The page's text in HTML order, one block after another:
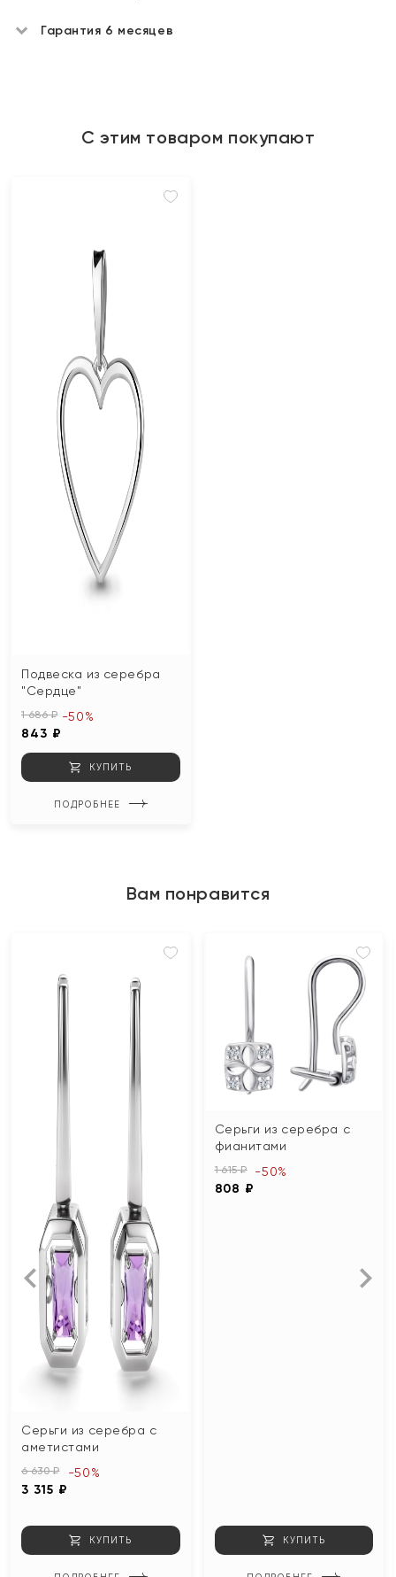
Гарантия 6 месяцев
С этим товаром покупают
Подвеска из серебра
"Сердце"
1 686 ₽
843 ₽
-50%
КУПИТЬ
ПОДРОБНЕЕ
Вам понравится
Серьги из серебра с
аметистами
6 630 ₽
3 315 ₽
-50%
КУПИТЬ
Серьги из серебра с
фианитами
1 615 ₽
808 ₽
-50%
КУПИТЬ